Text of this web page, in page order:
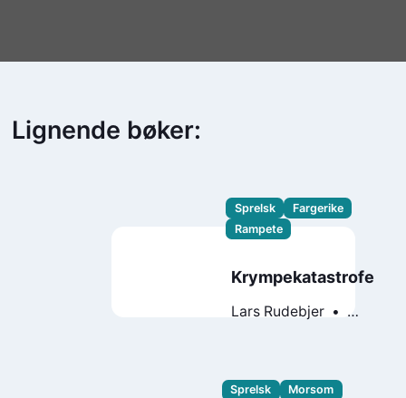
Lignende bøker:
Sprelsk
Fargerike
Rampete
Krympekatastrofe
Lars Rudebjer
Sprelsk
Morsom